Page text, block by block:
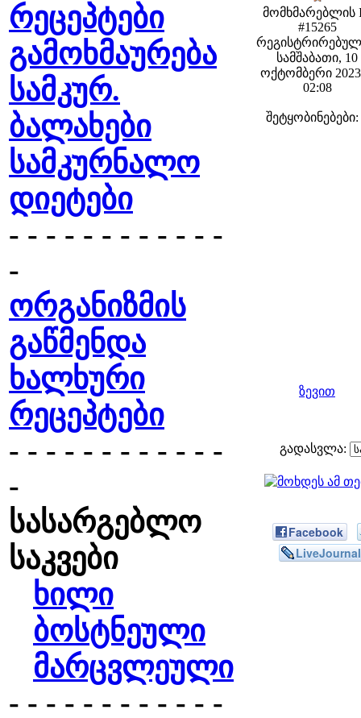
რეცეპტები
გამოხმაურება
სამკურ.
ბალახები
სამკურნალო
დიეტები
- - - - - - - - - - - -
-
ორგანიზმის
გაწმენდა
ხალხური
რეცეპტები
- - - - - - - - - - - -
-
სასარგებლო
საკვები
ხილი
ბოსტნეული
მარცვლეული
- - - - - - - - - - - -
მომხმარებლის
#15265
სამშაბათი, 10
ოქტომბერი
02:08
შეტყობინებები:
ზევით
გადასვლა:
Facebook
LiveJournal